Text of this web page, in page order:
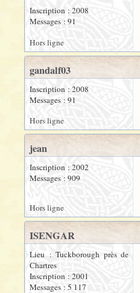
Inscription : 2008
Messages : 91
Hors ligne
gandalf03
Inscription : 2008
Messages : 91
Hors ligne
jean
Inscription : 2002
Messages : 909
Hors ligne
ISENGAR
Lieu : Tuckborough près de
Chartres
Inscription : 2001
Messages : 5 117